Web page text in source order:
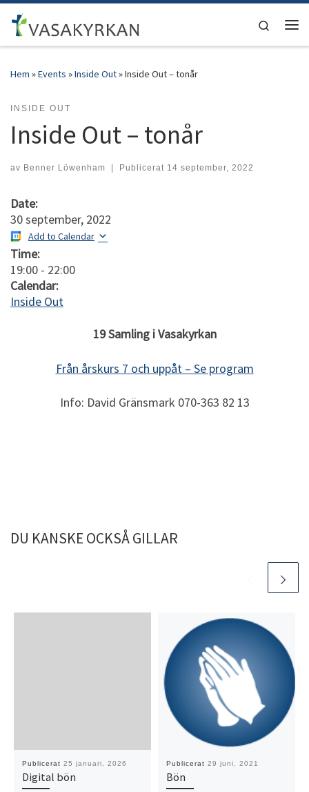
Hoppa till innehåll
Search
Hem »Events »Inside Out»Inside Out – tonår
INSIDE OUT
Inside Out – tonår
av Benner Löwenham | Publicerat 14 september, 2022
Date:
30 september, 2022
Add to Calendar
Time:
19:00 - 22:00
Calendar:
Inside Out
19 Samling i Vasakyrkan
Från årskurs 7 och uppåt – Se program
Info: David Gränsmark 070-363 82 13
DU KANSKE OCKSÅ GILLAR
Publicerat 25 januari, 2026
Digital bön
Publicerat 29 juni, 2021
Bön